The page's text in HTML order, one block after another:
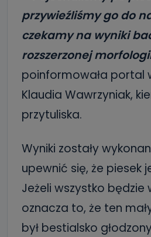
przywieźliśmy go do
czekamy na wyniki
rozszerzonej
poinformowała portal
Klaudia Wawrzyniak,
przytuliska.
Wyniki zostały
upewnić się, że piesek
Jeżeli wszystko będzie
oznacza to, że ten
był bestialsko